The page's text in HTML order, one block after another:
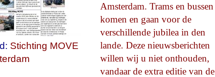
Stichting MOVE
Amsterdam. Trams en bussen
komen en gaan voor de
verschillende jubilea in den
lande. Deze nieuwsberichten
willen wij u niet onthouden,
vandaar de extra editie van de